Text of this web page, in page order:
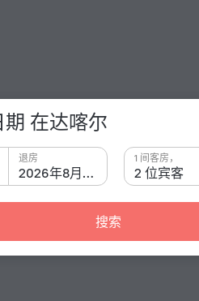
在达喀尔
2026年8月9日
退房
2 位宾客
1 间客房，
搜索
This hotel is located in 8 km from